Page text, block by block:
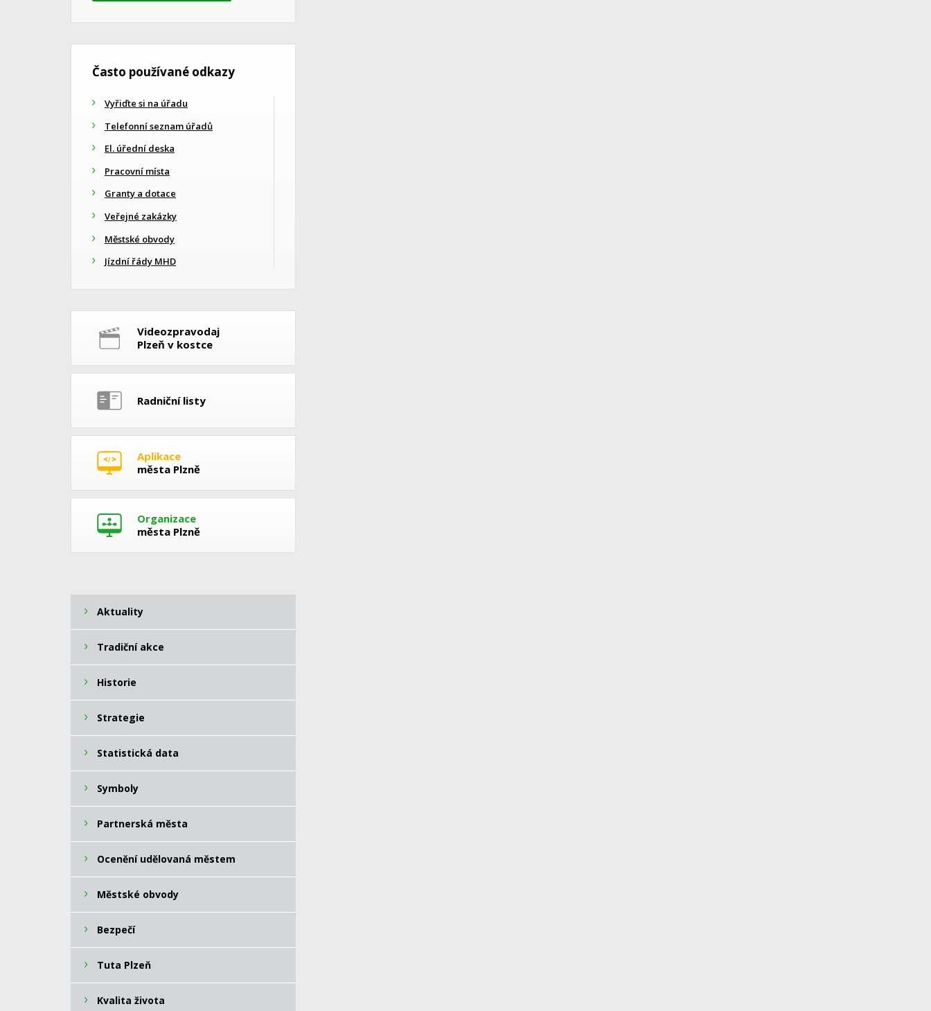
Často používané odkazy
Vyřiďte si na úřadu
Telefonní seznam úřadů
El. úřední deska
Pracovní místa
Granty a dotace
Veřejné zakázky
Městské obvody
Jízdní řády MHD
Videozpravodaj
Plzeň v kostce
Radniční listy
Aplikace
města Plzně
Organizace
města Plzně
Aktuality
Tradiční akce
Historie
Strategie
Statistická data
Symboly
Partnerská města
Ocenění udělovaná městem
Městské obvody
Bezpečí
Tuta Plzeň
Kvalita života